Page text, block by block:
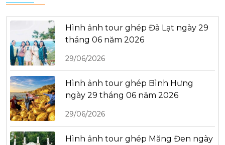
Hình ảnh tour ghép Đà Lạt ngày 29
tháng 06 năm 2026
29/06/2026
Hình ảnh tour ghép Bình Hưng
ngày 29 tháng 06 năm 2026
29/06/2026
Hình ảnh tour ghép Măng Đen ngày